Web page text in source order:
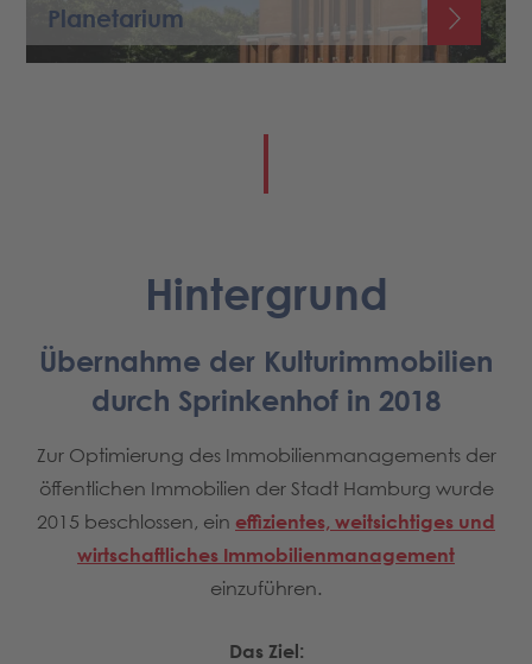
Planetarium
Hintergrund
Übernahme der Kulturimmobilien
durch Sprinkenhof in 2018
Zur Optimierung des Immobilienmanagements der
öffentlichen Immobilien der Stadt Hamburg wurde
2015 beschlossen, ein effizientes, weitsichtiges und
wirtschaftliches Immobilienmanagement
einzuführen.
Das Ziel: